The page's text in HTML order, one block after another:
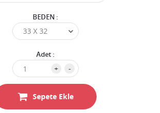
BEDEN :
Adet :
+ -
Sepete Ekle